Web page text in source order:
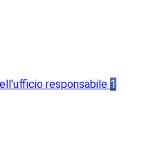
responsabile 1